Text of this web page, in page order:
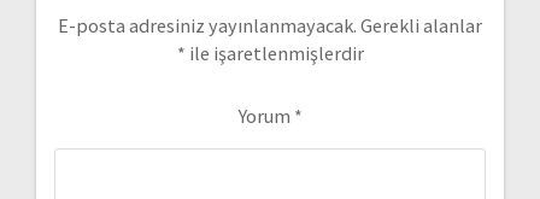
E-posta adresiniz yayınlanmayacak. Gerekli alanlar
* ile işaretlenmişlerdir
Yorum *